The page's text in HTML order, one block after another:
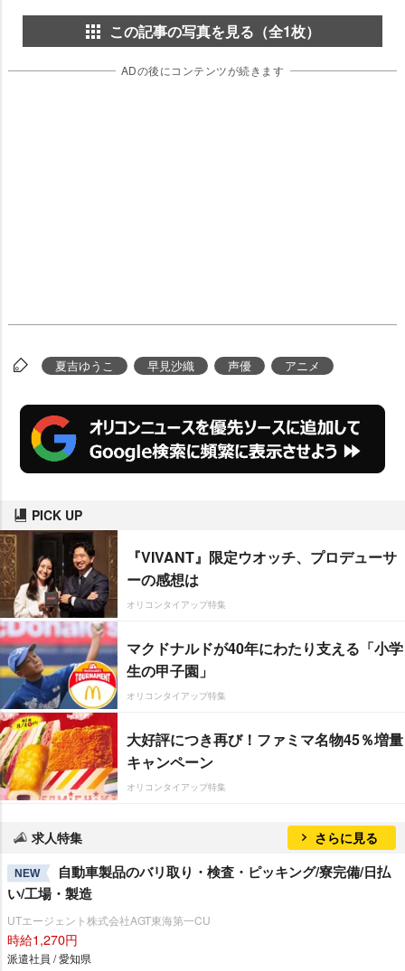
この記事の写真を見る（全1枚）
ADの後にコンテンツが続きます
夏吉ゆうこ 早見沙織 声優 アニメ
PICK UP
『VIVANT』限定ウオッチ、プロデューサ
ーの感想は
オリコンタイアップ特集
マクドナルドが40年にわたり支える「小学
生の甲子園」
オリコンタイアップ特集
大好評につき再び！ファミマ名物45％増量
キャンペーン
オリコンタイアップ特集
求人特集 さらに見る
NEW
自動車製品のバリ取り・検査・ピッキング/寮完備/日払
い/工場・製造
UTエージェント株式会社AGT東海第一CU
時給1,270円
派遣社員 / 愛知県